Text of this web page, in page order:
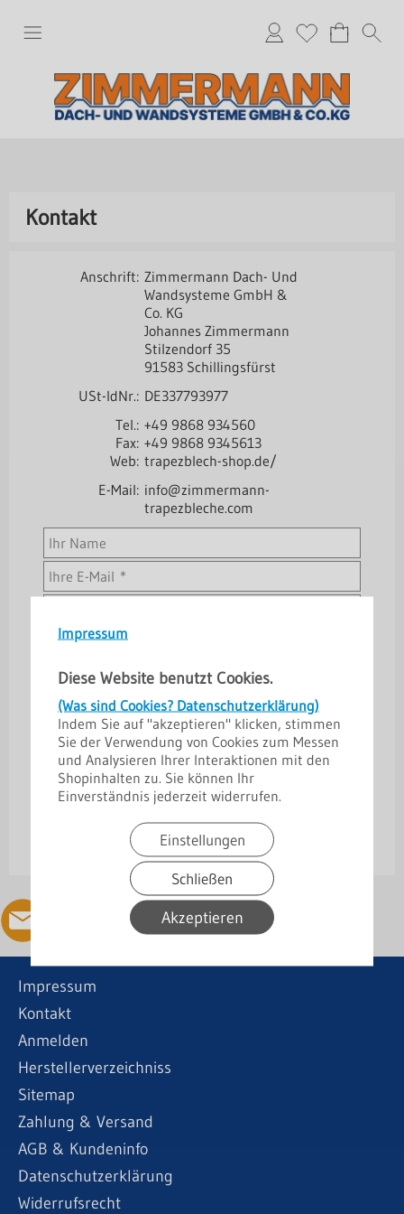
Impressum
Diese Website benutzt Cookies.
(Was sind Cookies? Datenschutzerklärung)
Indem Sie auf "akzeptieren" klicken, stimmen
Sie der Verwendung von Cookies zum Messen
und Analysieren Ihrer Interaktionen mit den
Shopinhalten zu. Sie können Ihr
Einverständnis jederzeit widerrufen.
Einstellungen
Schließen
Akzeptieren
Kontakt
Anschrift: Zimmermann Dach- Und
Wandsysteme GmbH &
Co. KG
Johannes Zimmermann
Stilzendorf 35
91583 Schillingsfürst
USt-IdNr.: DE337793977
Tel.: +49 9868 934560
Fax: +49 9868 9345613
Web: trapezblech-shop.de/
E-Mail: info@zimmermann-
trapezbleche.com
81 - 8 =
Datenschutzerklärung
Senden
Impressum
Kontakt
Anmelden
Herstellerverzeichniss
Sitemap
Zahlung & Versand
AGB & Kundeninfo
Datenschutzerklärung
Widerrufsrecht